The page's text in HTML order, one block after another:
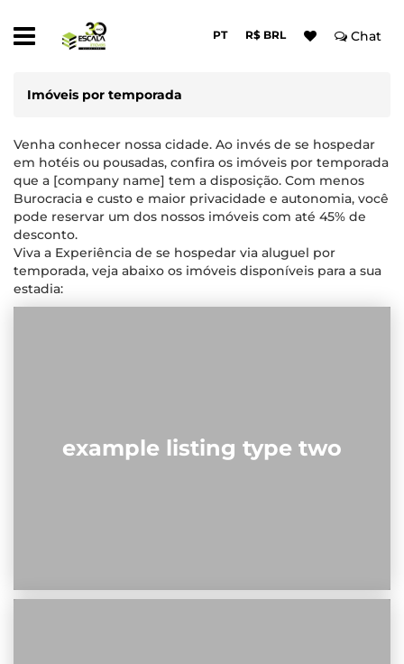
PT R$ BRL Chat
Imóveis por temporada
Venha conhecer nossa cidade. Ao invés de se hospedar
em hotéis ou pousadas, confira os imóveis por temporada
que a [company name] tem a disposição. Com menos
Burocracia e custo e maior privacidade e autonomia, você
pode reservar um dos nossos imóveis com até 45% de
desconto.
Viva a Experiência de se hospedar via aluguel por
temporada, veja abaixo os imóveis disponíveis para a sua
estadia:
example listing type two